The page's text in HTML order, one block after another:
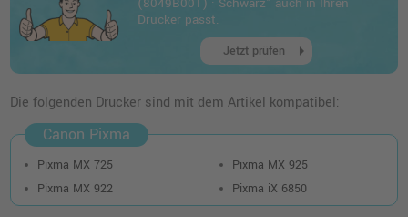
Drucker passt.
Jetzt prüfen arrow_right
Die folgenden Drucker sind mit dem Artikel kompatibel:
Canon Pixma
Pixma MX 725
Pixma MX 922
Pixma MX 925
Pixma iX 6850